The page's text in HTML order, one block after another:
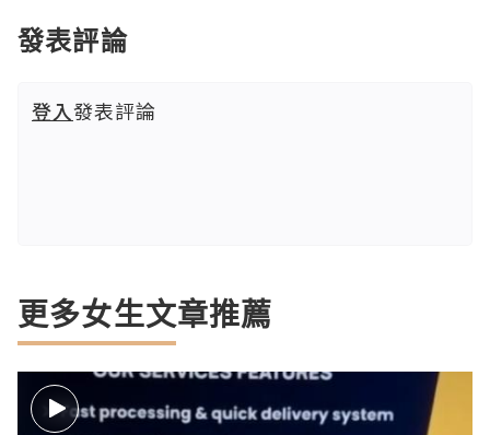
發表評論
登入發表評論
更多女生文章推薦